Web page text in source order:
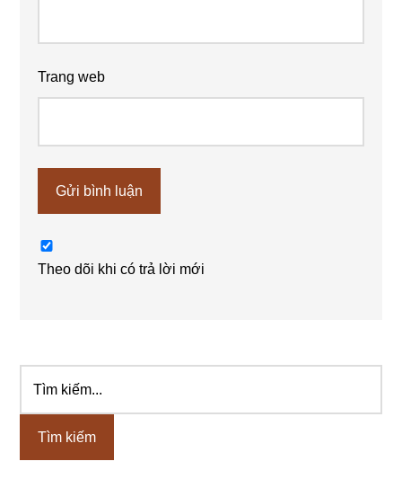
Trang web
Theo dõi khi có trả lời mới
Sidebar
chính
kiếm...